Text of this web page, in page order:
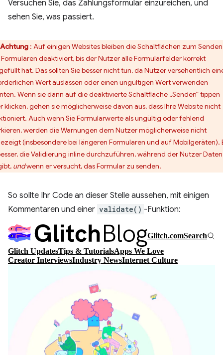
Versuchen Sie, das Zahlungsformular einzureichen, und
sehen Sie, was passiert.
Achtung : Auf einigen Websites bleiben die Schaltflächen zum Senden
deaktiviert, bis der Nutzer alle Formularfelder korrekt
hat. Das sollten Sie besser nicht tun, da Nutzer versehentlich
Wert auslassen oder einen ungültigen Wert verwenden
Wenn sie dann auf die deaktivierte Schaltfläche „Senden“ tippen
klicken, gehen sie möglicherweise davon aus, dass Ihre Website nicht
Auch wenn Sie Formularwerte als ungültig oder fehlend
werden die Warnungen dem Nutzer möglicherweise nicht
(insbesondere bei längeren Formularen und auf Mobilgeräten).
die Validierung inline durchzuführen, während der Nutzer Daten
undwenn er versucht, das Formular zu senden.
So sollte Ihr Code an dieser Stelle aussehen, mit einigen
Kommentaren und einer validate() -Funktion: